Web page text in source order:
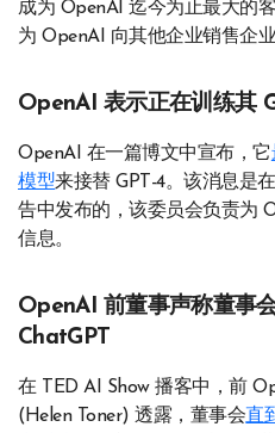
成为 OpenAI 迄今为止最大的
为 OpenAI 向其他企业销售企
OpenAI 表示正在训练其
OpenAI 在一篇博文中宣布，它
模型来接替 GPT-4。该消息是
告中发布的，该委员会负责为
信息。
OpenAI 前董事声称董事
ChatGPT
在 TED AI Show 播客中，前
(Helen Toner) 透露，董事会直